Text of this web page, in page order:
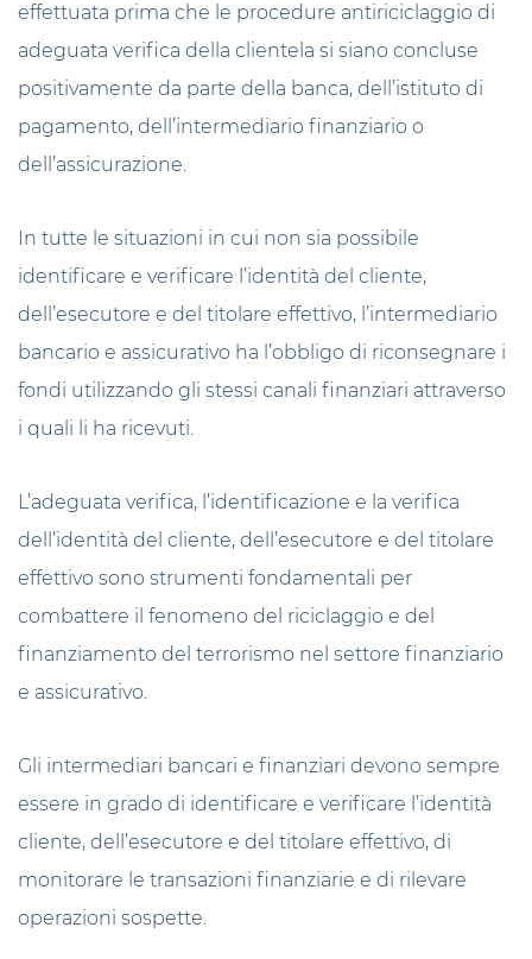
effettuata prima che le procedure antiriciclaggio di
adeguata verifica della clientela si siano concluse
positivamente da parte della banca, dell’istituto di
pagamento, dell’intermediario finanziario o
dell’assicurazione.
In tutte le situazioni in cui non sia possibile
identificare e verificare l’identità del cliente,
dell’esecutore e del titolare effettivo, l’intermediario
bancario e assicurativo ha l’obbligo di riconsegnare i
fondi utilizzando gli stessi canali finanziari attraverso
i quali li ha ricevuti.
L’adeguata verifica, l’identificazione e la verifica
dell’identità del cliente, dell’esecutore e del titolare
effettivo sono strumenti fondamentali per
combattere il fenomeno del riciclaggio e del
finanziamento del terrorismo nel settore finanziario
e assicurativo.
Gli intermediari bancari e finanziari devono sempre
essere in grado di identificare e verificare l’identità
cliente, dell’esecutore e del titolare effettivo, di
monitorare le transazioni finanziarie e di rilevare
operazioni sospette.